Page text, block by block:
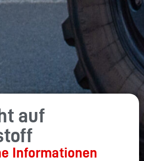
auf
Informationen